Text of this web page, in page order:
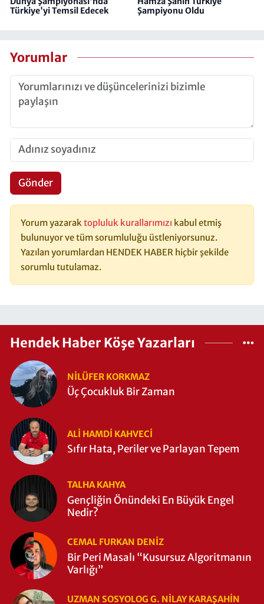
Türkiye'yi Temsil Edecek
Şampiyonu Oldu
Yorumlar
Gönder
Yorum yazaraktopluluk kurallarımızı kabul etmiş
bulunuyor ve tüm sorumluluğu üstleniyorsunuz.
Yazılan yorumlardan HENDEK HABER hiçbir şekilde
sorumlu tutulamaz.
Hendek Haber Köşe Yazarları
NILÜFER KORKMAZ
Üç Çocukluk Bir Zaman
ALI HAMDI KAHVECİ
Sıfır Hata, Periler ve Parlayan Tepem
TALHA KAHYA
Gençliğin Önündeki En Büyük Engel
Nedir?
CEMAL FURKAN DENİZ
Bir Peri Masalı “Kusursuz Algoritmanın
Varlığı”
UZMAN SOSYOLOG G. NILAY KARAŞAHİN